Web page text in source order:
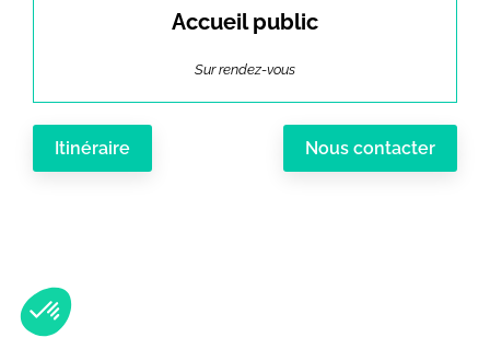
Accueil public
Sur rendez-vous
Itinéraire Nous contacter